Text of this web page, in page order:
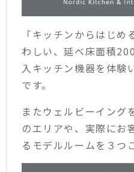
「キッチンからはじ
わしい、延べ床面積
入キッチン機器を体験
です。
またウェルビーイング
のエリアや、実際にお
るモデルルームを３つ